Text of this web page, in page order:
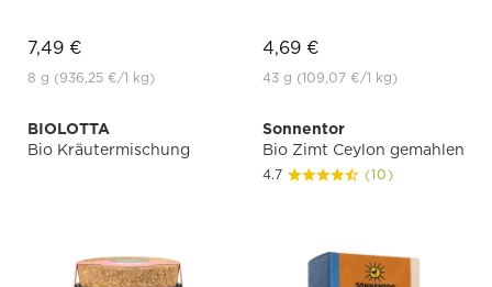
7,49 €
8 g (936,25 €/1 kg)
4,69 €
43 g (109,07 €/1 kg)
BIOLOTTA
Bio Kräutermischung
Sonnentor
Bio Zimt Ceylon gemahlen
4.7 (10)